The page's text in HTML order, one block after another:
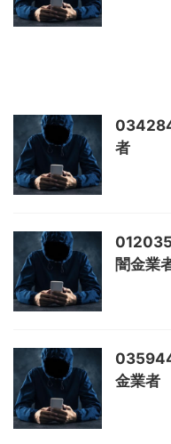
者
闇金業
金業者